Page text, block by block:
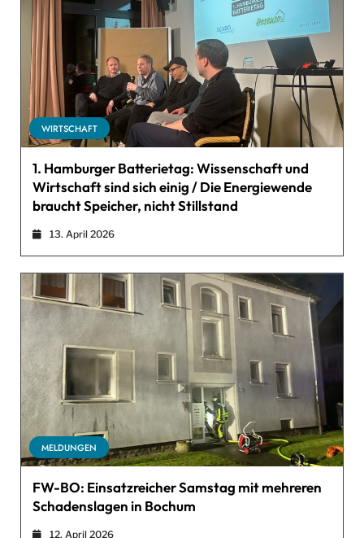
WIRTSCHAFT
1. Hamburger Batterietag: Wissenschaft und
Wirtschaft sind sich einig / Die Energiewende
braucht Speicher, nicht Stillstand
13. April 2026
MELDUNGEN
FW-BO: Einsatzreicher Samstag mit mehreren
Schadenslagen in Bochum
12. April 2026